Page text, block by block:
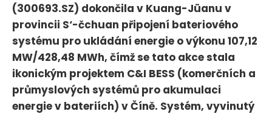
(300693.SZ) dokončila v Kuang-Jüanu v
provincii S‘-čchuan připojení bateriového
systému pro ukládání energie o výkonu 107,12
MW/428,48 MWh, čímž se tato akce stala
ikonickým projektem C&I BESS (komerčních a
průmyslových systémů pro akumulaci
energie v bateriích) v Číně. Systém, vyvinutý